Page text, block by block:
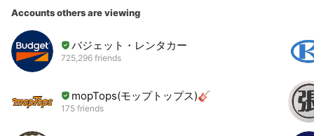
Accounts others are viewing
バジェット・レンタカー
725,296 friends
mopTops(モップトップス)🎸
175 friends